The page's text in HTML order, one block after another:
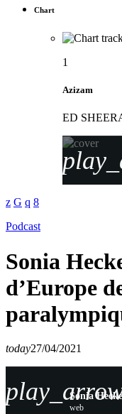
Chart
1
Azizam
ED
Podcast
Sonia
d’Europe
today27/04/2021
web